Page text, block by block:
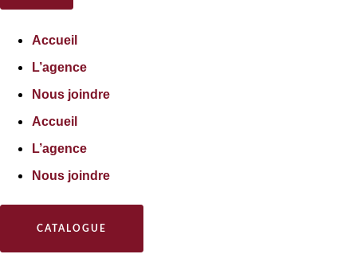
Accueil
L’agence
Nous joindre
Accueil
L’agence
Nous joindre
CATALOGUE